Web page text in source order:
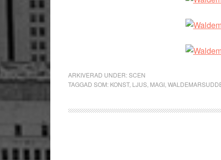
ARKIVERAD UNDER:SCEN
TAGGAD SOM: KONST, LJUS MAGI